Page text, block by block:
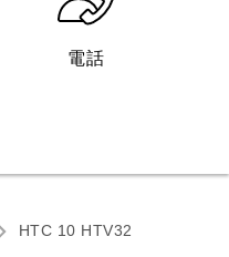
電話
HTC 10 HTV32‎